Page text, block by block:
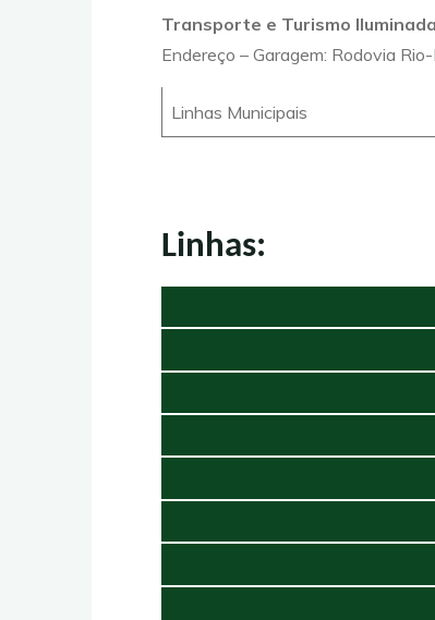
Transporte e Turismo
Endereço – Garagem: Rodovia
Linhas Municipais
Linhas: